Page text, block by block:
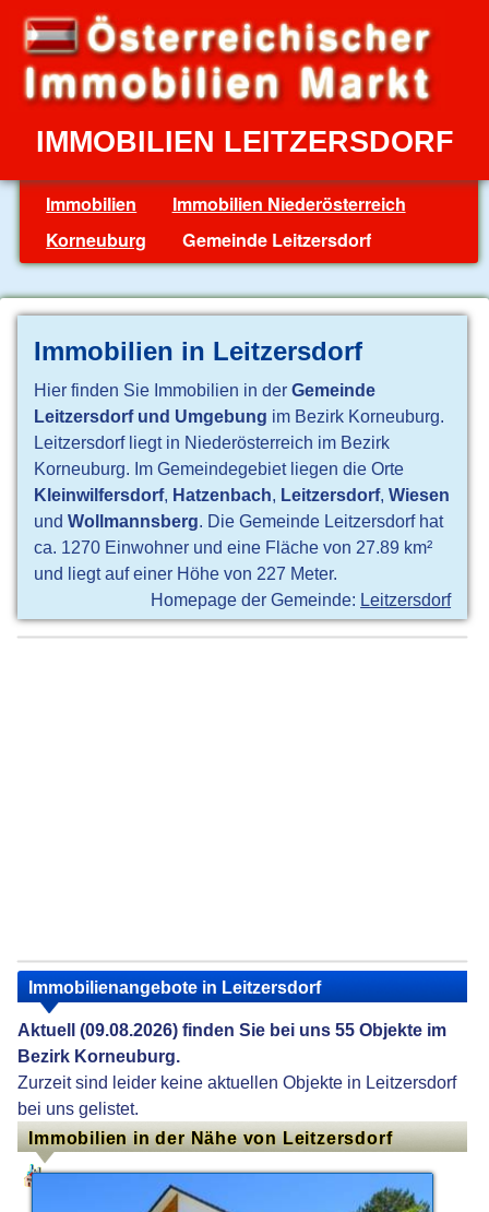
IMMOBILIEN LEITZERSDORF
Immobilien
Immobilien Niederösterreich
Korneuburg
Gemeinde Leitzersdorf
Immobilien in Leitzersdorf
Hier finden Sie Immobilien in derGemeinde
Leitzersdorf und Umgebung im Bezirk Korneuburg.
Leitzersdorf liegt in Niederösterreich im Bezirk
Korneuburg. Im Gemeindegebiet liegen die Orte
Kleinwilfersdorf, Hatzenbach, Leitzersdorf,Wiesen
undWollmannsberg. Die Gemeinde Leitzersdorf hat
ca. 1270 Einwohner und eine Fläche von 27.89 km²
und liegt auf einer Höhe von 227 Meter.
Homepage der Gemeinde: Leitzersdorf
Immobilienangebote in Leitzersdorf
Aktuell (09.08.2026) finden Sie bei uns 55 Objekte im
Bezirk Korneuburg.
Zurzeit sind leider keine aktuellen Objekte in Leitzersdorf
bei uns gelistet.
Immobilien in der Nähe von Leitzersdorf